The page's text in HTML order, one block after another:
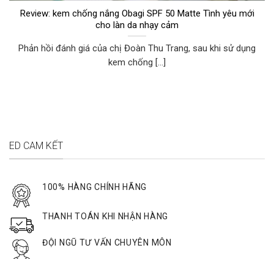
Review: kem chống nắng Obagi SPF 50 Matte Tình yêu mới
cho làn da nhạy cảm
Phản hồi đánh giá của chị Đoàn Thu Trang, sau khi sử dụng
kem chống [...]
ED CAM KẾT
100% HÀNG CHÍNH HÃNG
THANH TOÁN KHI NHẬN HÀNG
ĐỘI NGŨ TƯ VẤN CHUYÊN MÔN